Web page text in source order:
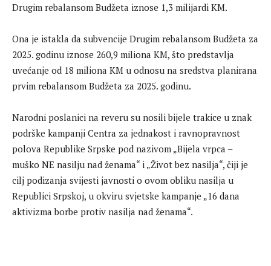
Drugim rebalansom Budžeta iznose 1,3 milijardi KM.
Ona je istakla da subvencije Drugim rebalansom Budžeta za
2025. godinu iznose 260,9 miliona KM, što predstavlja
uvećanje od 18 miliona KM u odnosu na sredstva planirana
prvim rebalansom Budžeta za 2025. godinu.
Narodni poslanici na reveru su nosili bijele trakice u znak
podrške kampanji Centra za jednakost i ravnopravnost
polova Republike Srpske pod nazivom „Bijela vrpca –
muško NE nasilju nad ženama“ i „Život bez nasilja“, čiji je
cilj podizanja svijesti javnosti o ovom obliku nasilja u
Republici Srpskoj, u okviru svjetske kampanje „16 dana
aktivizma borbe protiv nasilja nad ženama“.